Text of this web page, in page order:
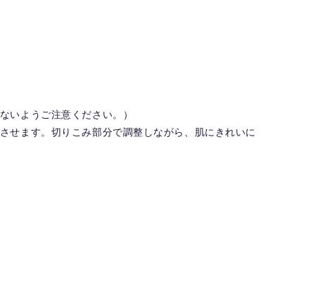
いようご注意ください。）
せます。切りこみ部分で調整しながら、肌にきれいに